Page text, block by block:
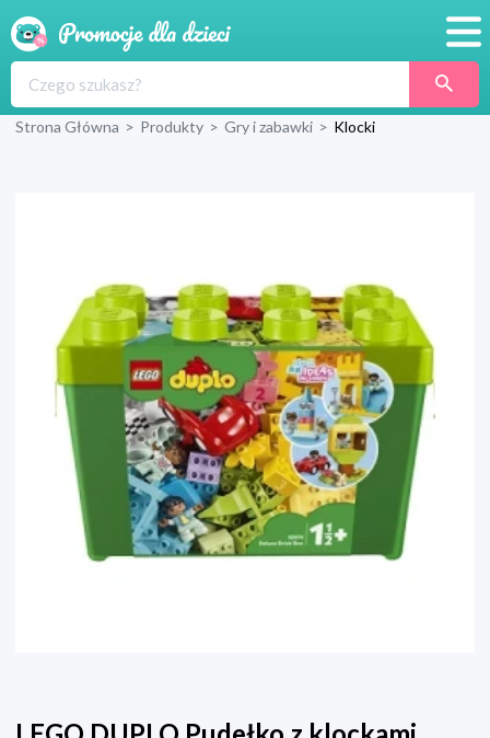
Produkty
Wyprawka
Strona Główna > Produkty > Gry i zabawki > Klocki